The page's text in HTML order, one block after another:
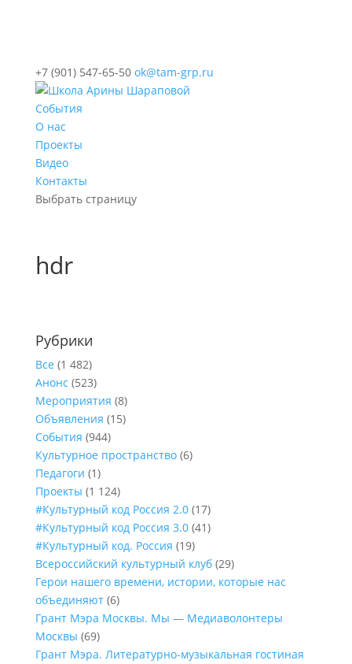
+7 (901) 547-65-50 ok@tam-grp.ru
События
О нас
Проекты
Видео
Контакты
Выбрать страницу
hdr
Рубрики
Все (1 482)
Анонс (523)
Мероприятия (8)
Объявления (15)
События (944)
Культурное пространство(6)
Педагоги (1)
Проекты (1 124)
#Культурный код Россия 2.0(17)
#Культурный код Россия 3.0(41)
#Культурный код. Россия (19)
Всероссийский культурный клуб(29)
Герои нашего времени, истории, которые нас
объединяют(6)
Грант Мэра Москвы. Мы — Медиаволонтеры
Москвы (69)
Грант Мэра. Литературно-музыкальная гостиная